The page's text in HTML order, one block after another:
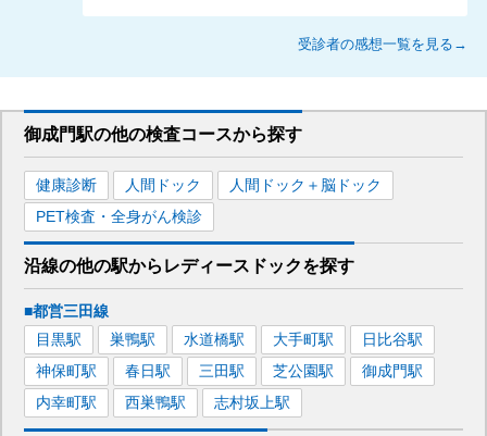
受診者の感想一覧を見る→
御成門駅の他の検査コースから探す
健康診断 人間ドック
人間ドック＋脳ドック
PET検査・全身がん検診
沿線の他の駅から レディースドックを探す
■都営三田線
目黒駅 巣鴨駅 水道橋駅 大手町駅 日比谷駅
神保町駅 春日駅 三田駅 芝公園駅 御成門駅
内幸町駅 西巣鴨駅 志村坂上駅